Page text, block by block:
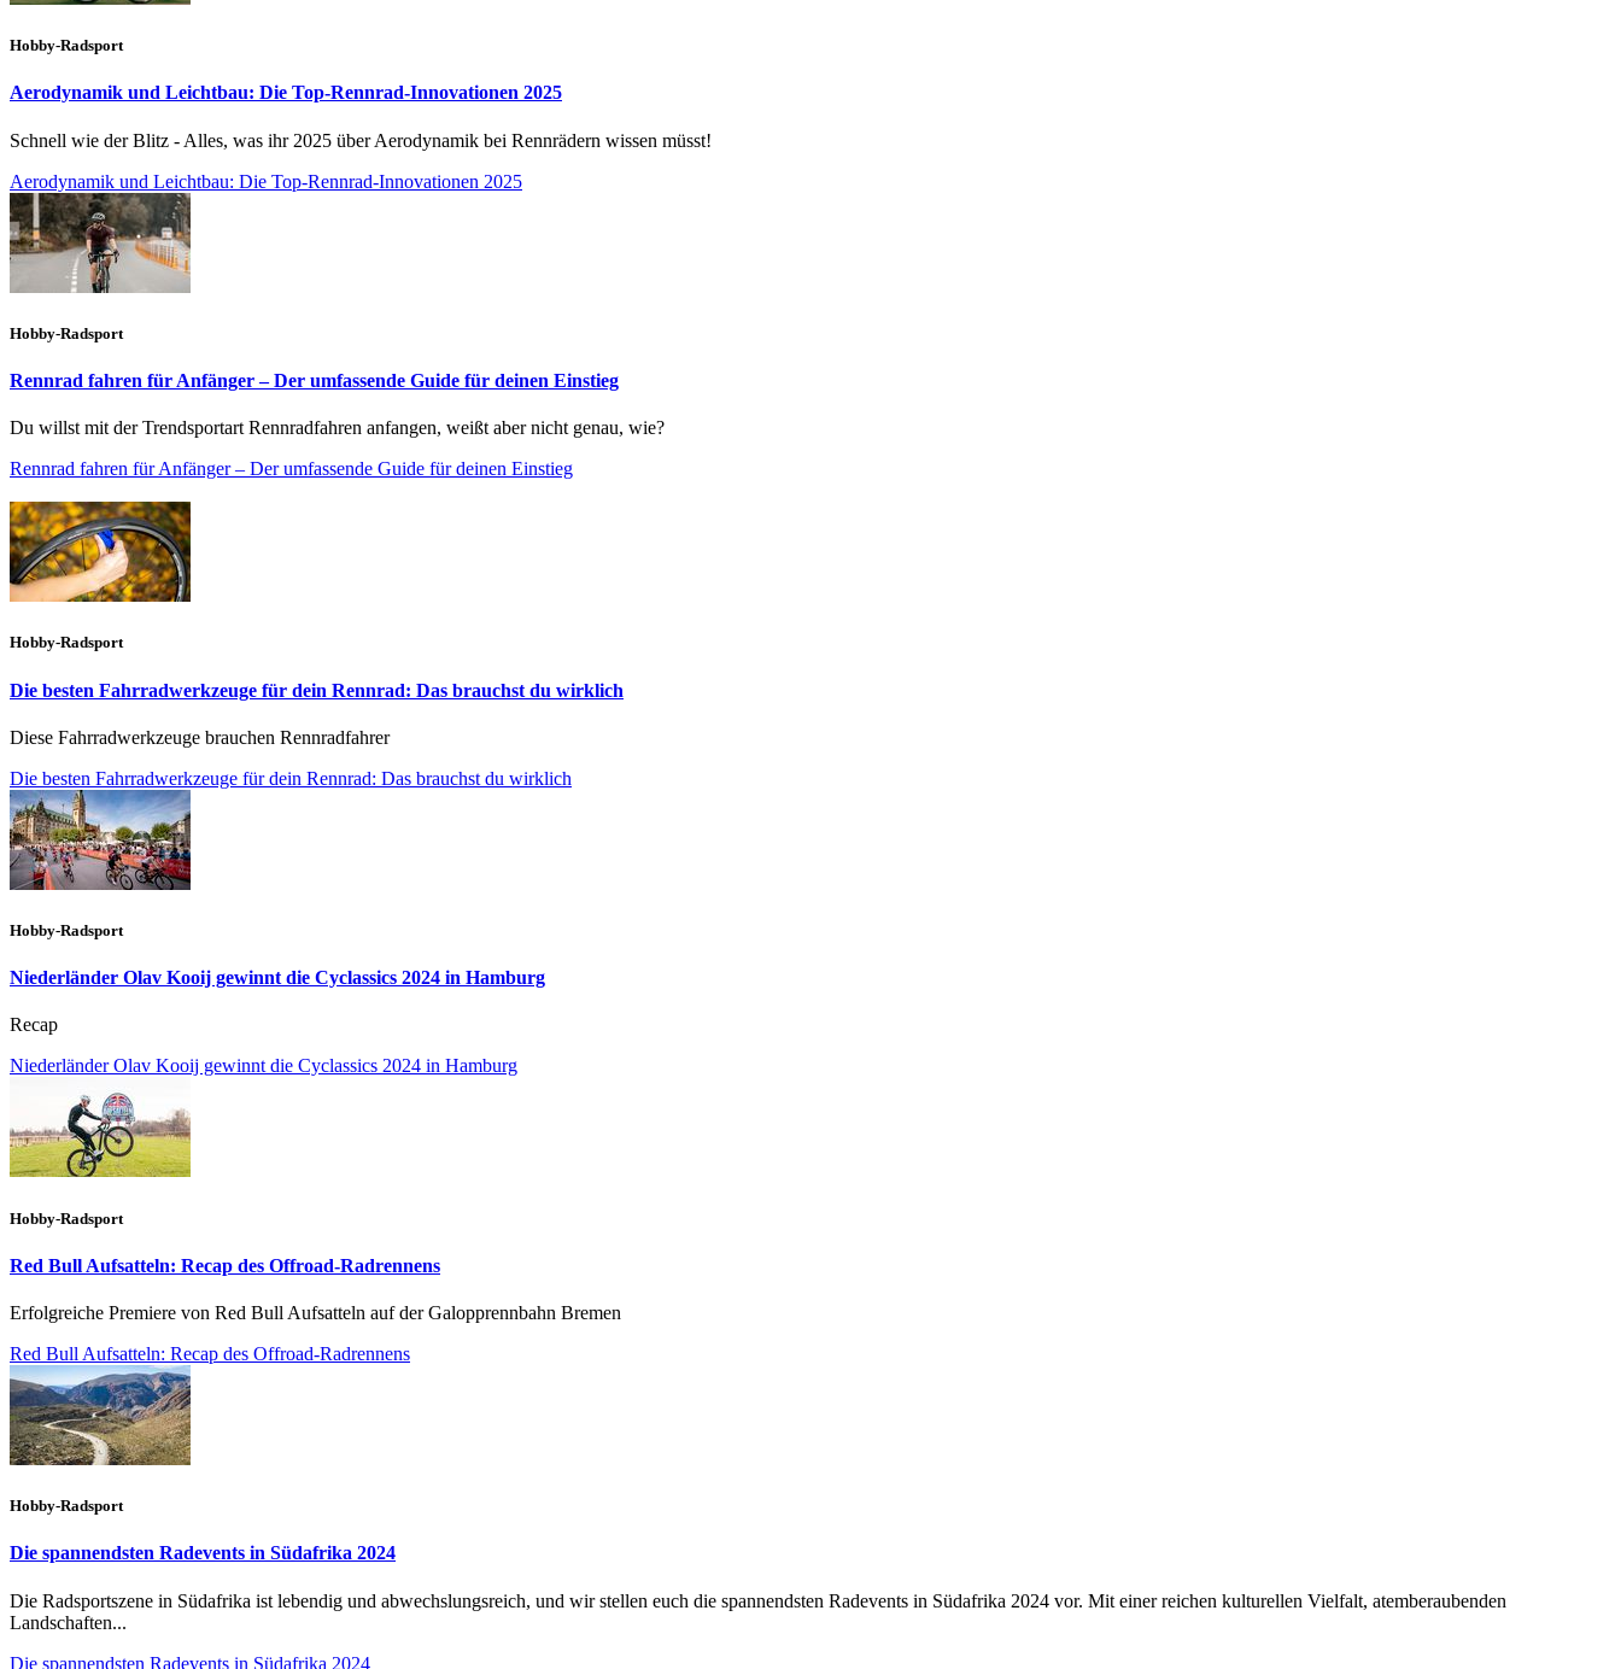
Hobby-Radsport
Aerodynamik und Leichtbau: Die Top-Rennrad-Innovationen 2025
Schnell wie der Blitz - Alles, was ihr 2025 über Aerodynamik bei Rennrädern wissen müsst!
Aerodynamik und Leichtbau: Die Top-Rennrad-Innovationen 2025
Hobby-Radsport
Rennrad fahren für Anfänger – Der umfassende Guide für deinen Einstieg
Du willst mit der Trendsportart Rennradfahren anfangen, weißt aber nicht genau, wie?
Rennrad fahren für Anfänger – Der umfassende Guide für deinen Einstieg
Hobby-Radsport
Die besten Fahrradwerkzeuge für dein Rennrad: Das brauchst du wirklich
Diese Fahrradwerkzeuge brauchen Rennradfahrer
Die besten Fahrradwerkzeuge für dein Rennrad: Das brauchst du wirklich
Hobby-Radsport
Niederländer Olav Kooij gewinnt die Cyclassics 2024 in Hamburg
Recap
Niederländer Olav Kooij gewinnt die Cyclassics 2024 in Hamburg
Hobby-Radsport
Red Bull Aufsatteln: Recap des Offroad-Radrennens
Erfolgreiche Premiere von Red Bull Aufsatteln auf der Galopprennbahn Bremen
Red Bull Aufsatteln: Recap des Offroad-Radrennens
Hobby-Radsport
Die spannendsten Radevents in Südafrika 2024
Die Radsportszene in Südafrika ist lebendig und abwechslungsreich, und wir stellen euch die spannendsten Radevents in Südafrika 2024 vor. Mit einer reichen kulturellen Vielfalt, atemberaubenden
Landschaften...
Die spannendsten Radevents in Südafrika 2024